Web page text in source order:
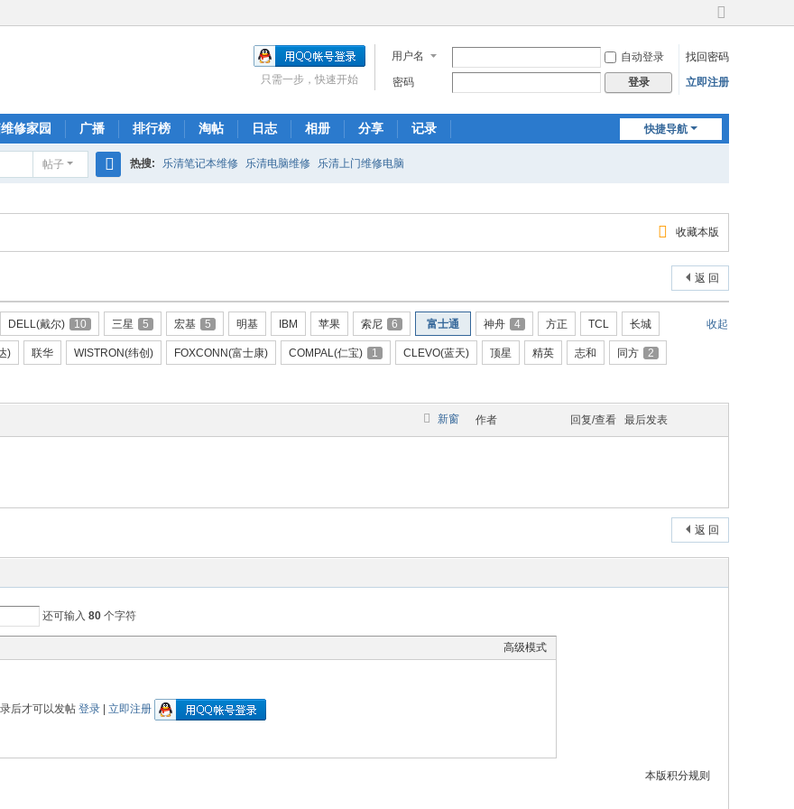
切
到
宽
用户名 自动登录
找回密码
密码
登录 立即注册
只需一步，快速开始
快捷导航
修家园 广播 排行榜 淘帖 日志 相册 分享 记录
帖子
索
热搜: 乐清笔记本维修 乐清电脑维修 乐清上门维修电脑
收藏本版
返 回
收起
DELL(戴尔) 10 三星 5 宏基 5 明基 IBM 苹果 索尼 6 富士通 神舟 4 方正 TCL 长城
) 联华 WISTRON(纬创) FOXCONN(富士康) COMPAL(仁宝) 1 CLEVO(蓝天) 顶星 精英 志和 同方 2
新窗 作者 回复/查看 最后发表
返 回
还可输入 80 个字符
高级模式
后才可以发帖 登录| 立即注册
本版积分规则